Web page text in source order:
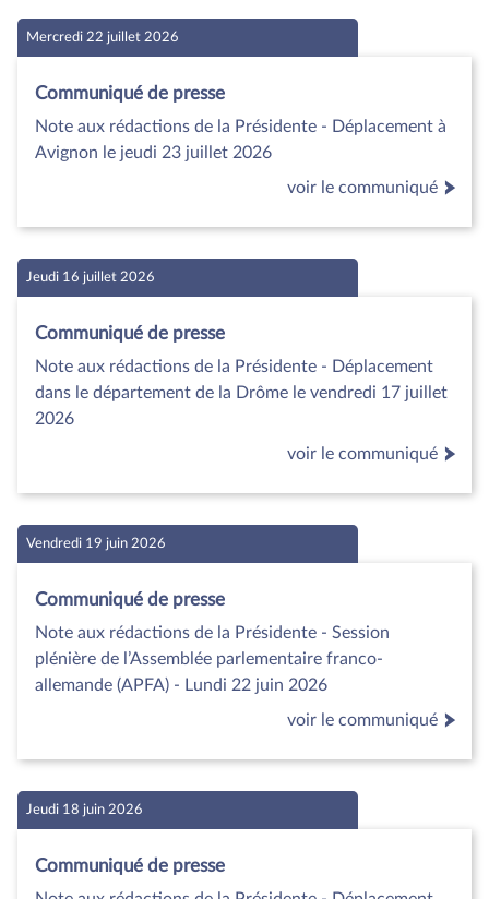
Mercredi 22 juillet 2026
Communiqué de presse
Note aux rédactions de la Présidente - Déplacement à
Avignon le jeudi 23 juillet 2026
voir le communiqué
Jeudi 16 juillet 2026
Communiqué de presse
Note aux rédactions de la Présidente - Déplacement
dans le département de la Drôme le vendredi 17 juillet
2026
voir le communiqué
Vendredi 19 juin 2026
Communiqué de presse
Note aux rédactions de la Présidente - Session
plénière de l’Assemblée parlementaire franco-
allemande (APFA) - Lundi 22 juin 2026
voir le communiqué
Jeudi 18 juin 2026
Communiqué de presse